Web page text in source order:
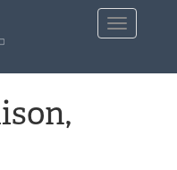
Toggle
navigation